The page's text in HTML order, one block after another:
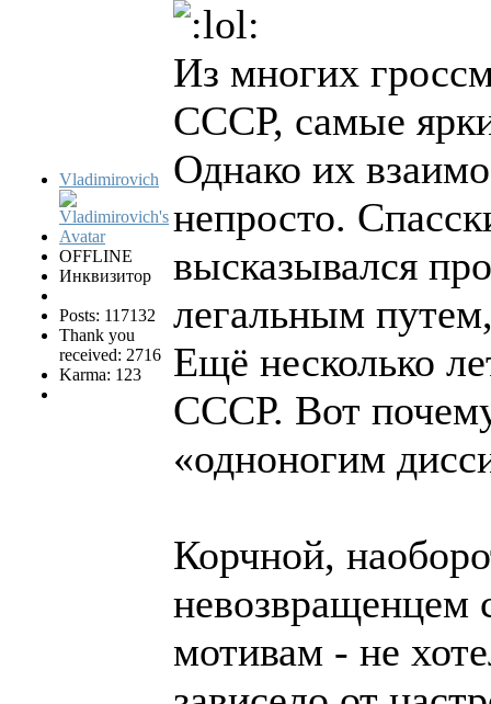
Vladimirovich
OFFLINE
Инквизитор
Posts: 117132
Thank you
received: 2716
Karma: 123
Из многих
СССР, самые
Однако их
непросто.
высказывался
легальным
Ещё несколько
СССР. Вот
«одноногим
Корчной,
невозвращенцем
мотивам - не